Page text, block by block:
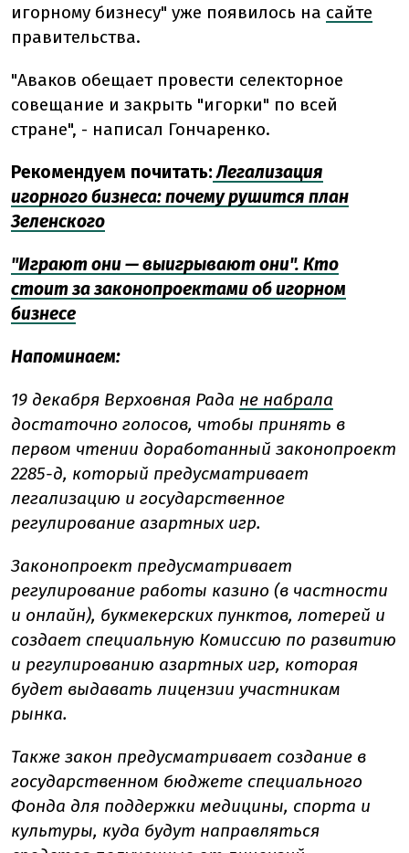
игорному бизнесу" уже появилось на сайте
правительства.
"Аваков обещает провести селекторное
совещание и закрыть "игорки" по всей
стране", - написал Гончаренко.
Рекомендуем почитать:Легализация
игорного бизнеса: почему рушится план
Зеленского
"Играют они — выигрывают они". Кто
стоит за законопроектами об игорном
бизнесе
Напоминаем:
19 декабря Верховная Рада не набрала
достаточно голосов, чтобы принять в
первом чтении доработанный законопроект
2285-д, который предусматривает
легализацию и государственное
регулирование азартных игр.
Законопроект предусматривает
регулирование работы казино (в частности
и онлайн), букмекерских пунктов, лотерей и
создает специальную Комиссию по развитию
и регулированию азартных игр, которая
будет выдавать лицензии участникам
рынка.
Также закон предусматривает создание в
государственном бюджете специального
Фонда для поддержки медицины, спорта и
культуры, куда будут направляться